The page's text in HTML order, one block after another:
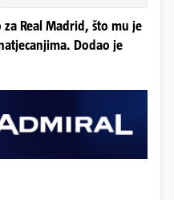
Real Madrid, što mu je
Dodao je